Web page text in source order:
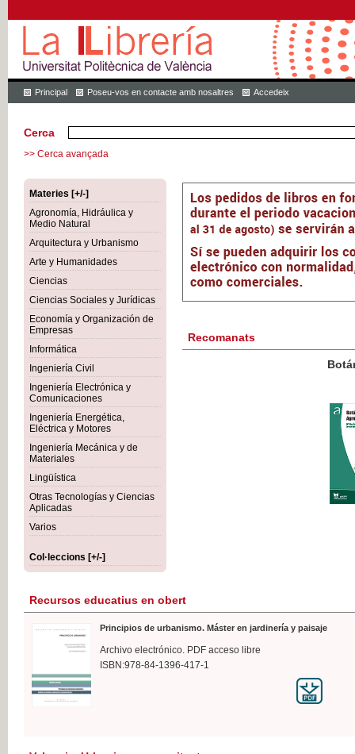
Principal Poseu-vos en contacte amb nosaltres Accedeix
Cerca
>> Cerca avançada
Materies [+/-]
Agronomía, Hidráulica y
Medio Natural
Arquitectura y Urbanismo
Arte y Humanidades
Ciencias
Ciencias Sociales y Jurídicas
Economía y Organización de
Empresas
Informática
Ingeniería Civil
Ingeniería Electrónica y
Comunicaciones
Ingeniería Energética,
Eléctrica y Motores
Ingeniería Mecánica y de
Materiales
Lingüística
Otras Tecnologías y Ciencias
Aplicadas
Varios
Col·leccions [+/-]
Recomanats
IVA
Recursos educatius en obert
Principios de urbanismo. Máster en jardinería y paisaje
Archivo electrónico. PDF acceso libre
ISBN:978-84-1396-417-1